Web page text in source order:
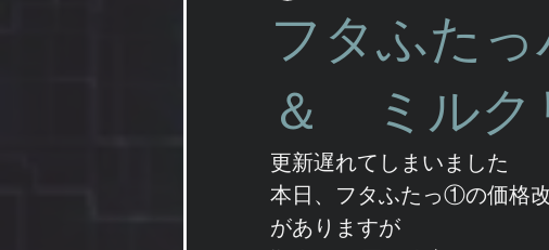
作品の掲載 男の娘 ふた
ゲーム
フタふた
＆ ミルク
更新遅れてしまいました
本日、フタふたっ①の価格
がありますが